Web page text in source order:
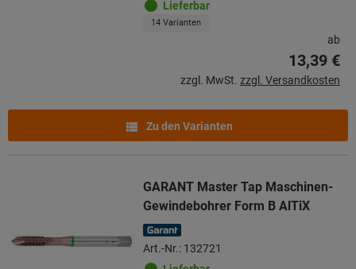
Lieferbar
14 Varianten
ab
13,39 €
zzgl. MwSt. zzgl. Versandkosten
Zu den Varianten
GARANT Master Tap Maschinen-
Gewindebohrer Form B AlTiX
Art.-Nr.: 132721